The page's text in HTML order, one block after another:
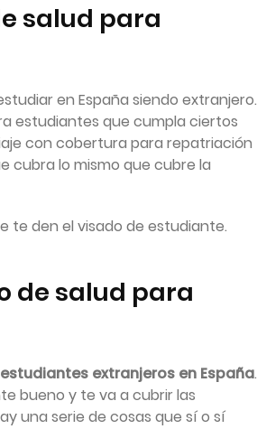
salud para
en España siendo extranjero.
estudiantes que cumpla ciertos
con cobertura para repatriación
cubra lo mismo que cubre la
te den el visado de estudiante.
de salud para
extranjeros en España.
bueno y te va a cubrir las
una serie de cosas que sí o sí